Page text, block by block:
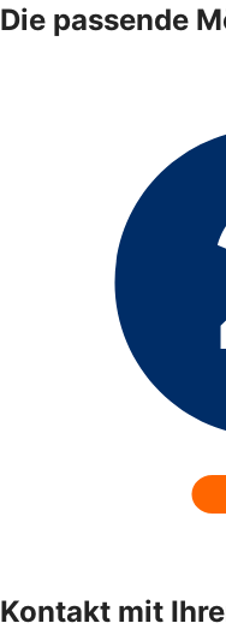
Die passende
Kontakt mit